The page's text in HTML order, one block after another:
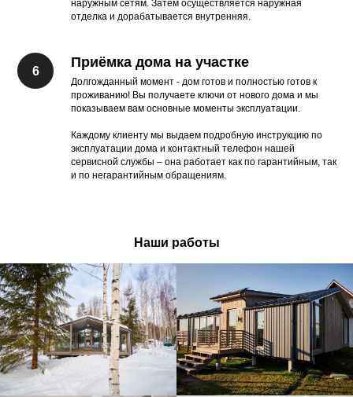
наружным сетям. Затем осуществляется наружная
отделка и дорабатывается внутренняя.
Приёмка дома на участке
Долгожданный момент - дом готов и полностью готов к
проживанию! Вы получаете ключи от нового дома и мы
показываем вам основные моменты эксплуатации.
Каждому клиенту мы выдаем подробную инструкцию по
эксплуатации дома и контактный телефон нашей
сервисной службы – она работает как по гарантийным, так
и по негарантийным обращениям.
Наши работы